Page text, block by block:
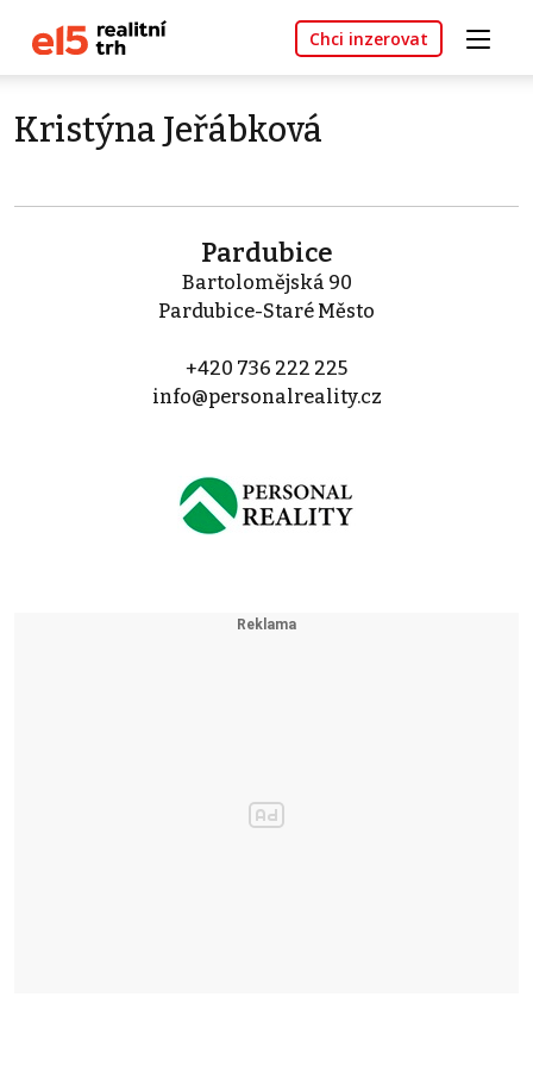
Chci inzerovat
Kristýna Jeřábková
Pardubice
Bartolomějská 90
Pardubice-Staré Město
+420 736 222 225
info@personalreality.cz